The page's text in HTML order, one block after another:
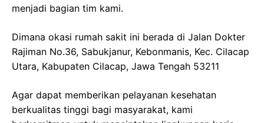
menjadi bagian tim kami.
Dimana okasi rumah sakit ini berada di Jalan Dokter
Rajiman No.36, Sabukjanur, Kebonmanis, Kec. Cilacap
Utara, Kabupaten Cilacap, Jawa Tengah 53211
Agar dapat memberikan pelayanan kesehatan
berkualitas tinggi bagi masyarakat, kami